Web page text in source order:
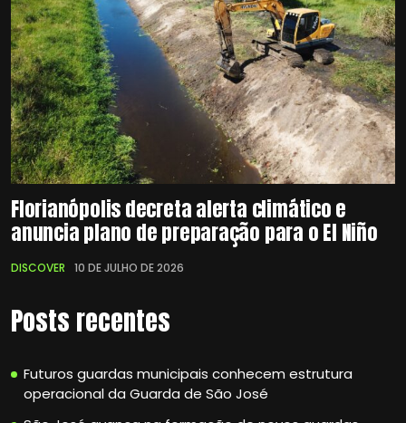
Florianópolis decreta alerta climático e
anuncia plano de preparação para o El Niño
DISCOVER 10 DE JULHO DE 2026
Posts recentes
Futuros guardas municipais conhecem estrutura
operacional da Guarda de São José